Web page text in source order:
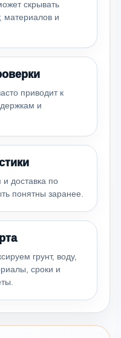
скрывать
материалов и
приводит к
и
доставка по
понятны заранее.
грунт, воду,
сроки и